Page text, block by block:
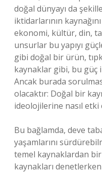
doğal dünyayı da
iktidarlarının
ekonomi, kültür, din,
unsurlar bu yapıyı
gibi doğal bir ürün,
kaynaklar gibi, bu güç
Ancak burada
olacaktır: Doğal bir
ideolojilerine nasıl etki
Bu bağlamda, deve
yaşamlarını
temel kaynaklardan
kaynakları